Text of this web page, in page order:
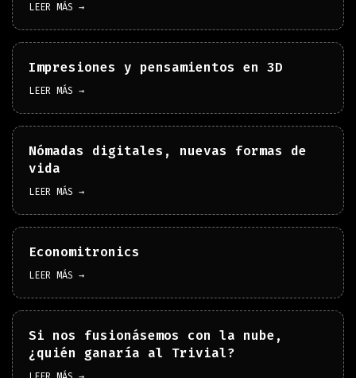
LEER MÁS →
Impresiones y pensamientos en 3D
LEER MÁS →
Nómadas digitales, nuevas formas de
vida
LEER MÁS →
Economitronics
LEER MÁS →
Si nos fusionásemos con la nube,
¿quién ganaría al Trivial?